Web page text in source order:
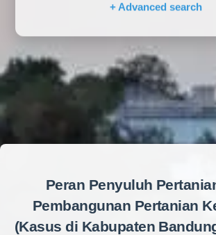
+ Advanced search
Peran Penyuluh
Pembangunan Pertanian
(Kasus di Kabupaten